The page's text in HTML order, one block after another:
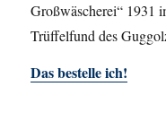
Großwäscherei“ 1931
Trüffelfund des
Das bestelle ich!